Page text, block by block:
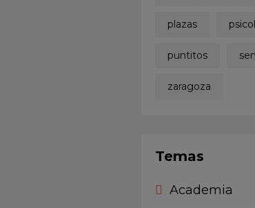
plazas
puntitos
zaragoza
Temas
Academia